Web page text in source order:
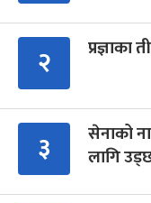
२
३
सेनाको
लागि